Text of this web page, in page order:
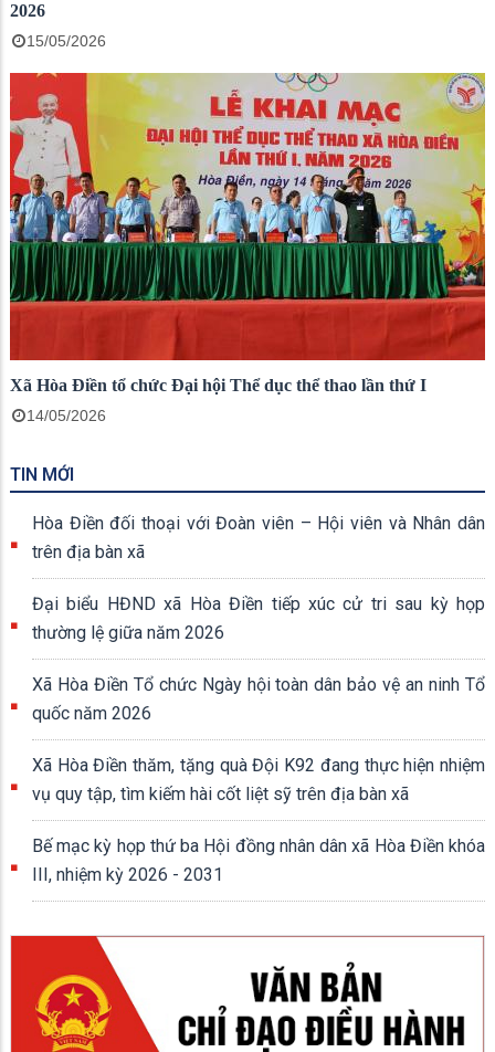
2026
15/05/2026
Xã Hòa Điền tổ chức Đại hội Thể dục thể thao lần thứ I
14/05/2026
TIN MỚI
Hòa Điền đối thoại với Đoàn viên – Hội viên và Nhân dân
trên địa bàn xã
Đại biểu HĐND xã Hòa Điền tiếp xúc cử tri sau kỳ họp
thường lệ giữa năm 2026
Xã Hòa Điền Tổ chức Ngày hội toàn dân bảo vệ an ninh Tổ
quốc năm 2026
Xã Hòa Điền thăm, tặng quà Đội K92 đang thực hiện nhiệm
vụ quy tập, tìm kiếm hài cốt liệt sỹ trên địa bàn xã
Bế mạc kỳ họp thứ ba Hội đồng nhân dân xã Hòa Điền khóa
III, nhiệm kỳ 2026 - 2031